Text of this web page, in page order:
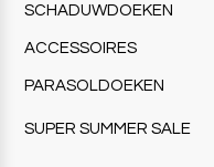
SCHADUWDOEKEN
ACCESSOIRES
PARASOLDOEKEN
SUPER SUMMER SALE